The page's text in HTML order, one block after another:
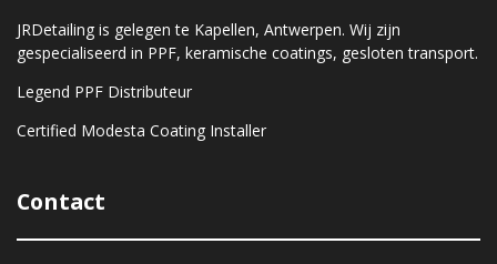
JRDetailing is gelegen te Kapellen, Antwerpen. Wij zijn
gespecialiseerd in PPF, keramische coatings, gesloten transport.
Legend PPF Distributeur
Certified Modesta Coating Installer
Contact